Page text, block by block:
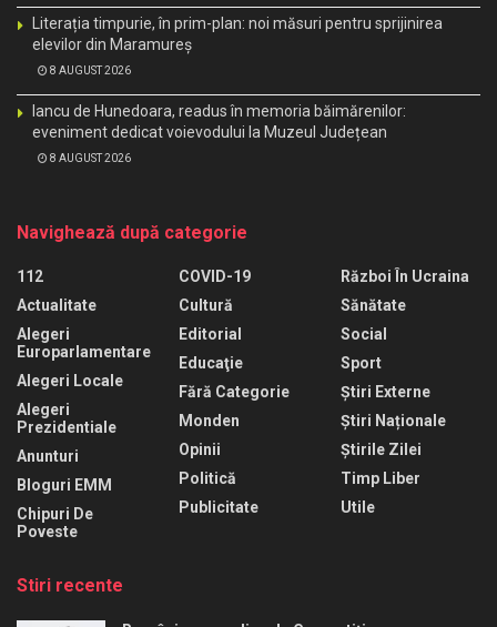
Literația timpurie, în prim-plan: noi măsuri pentru sprijinirea
elevilor din Maramureș
8 AUGUST 2026
Iancu de Hunedoara, readus în memoria băimărenilor:
eveniment dedicat voievodului la Muzeul Județean
8 AUGUST 2026
Navighează după categorie
112
Actualitate
Alegeri
Europarlamentare
Alegeri Locale
Alegeri
Prezidentiale
Anunturi
Bloguri EMM
Chipuri De
Poveste
COVID-19
Cultură
Editorial
Educaţie
Fără Categorie
Monden
Opinii
Politică
Publicitate
Război În Ucraina
Sănătate
Social
Sport
Știri Externe
Știri Naționale
Știrile Zilei
Timp Liber
Utile
Stiri recente